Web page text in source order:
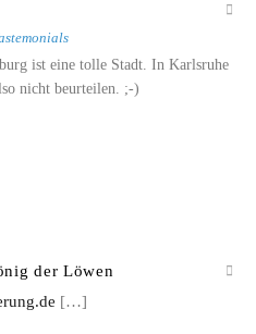
ist eine tolle Stadt. In Karlsruhe
nicht beurteilen. ;-)
der Löwen
[…]